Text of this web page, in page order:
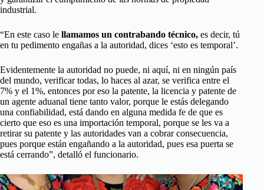
industrial.
“En este caso le llamamos un contrabando técnico, es decir, tú
en tu pedimento engañas a la autoridad, dices ‘esto es temporal’.
Evidentemente la autoridad no puede, ni aquí, ni en ningún país
del mundo, verificar todas, lo haces al azar, se verifica entre el
7% y el 1%, entonces por eso la patente, la licencia y patente de
un agente aduanal tiene tanto valor, porque le estás delegando
una confiabilidad, está dando en alguna medida fe de que es
cierto que eso es una importación temporal, porque se les va a
retirar su patente y las autoridades van a cobrar consecuencia,
pues porque están engañando a la autoridad, pues esa puerta se
está cerrando”, detalló el funcionario.